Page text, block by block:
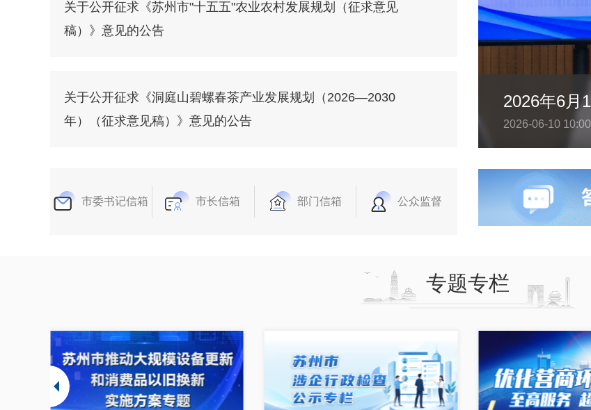
关于公开征求《苏州市"十五五"农业农村发展规划（征求意见
稿）》意见的公告
关于公开征求《洞庭山碧螺春茶产业发展规划（2026—2030
年）（征求意见稿）》意见的公告
市委书记信箱 市长信箱 部门信箱 公众监督
2026-06-10 10:00
专题专栏